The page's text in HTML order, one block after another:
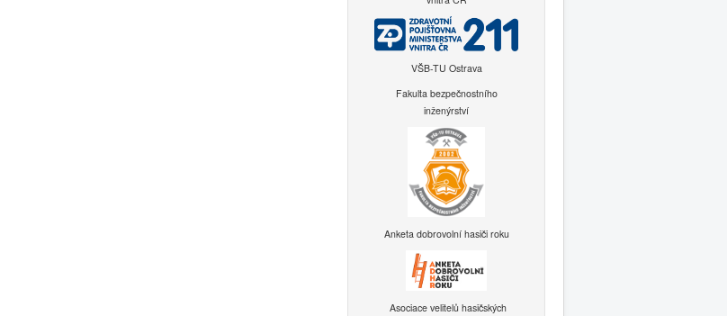
VŠB-TU Ostrava
Fakulta bezpečnostního
inženýrství
Anketa dobrovolní hasiči roku
Asociace velitelů hasičských